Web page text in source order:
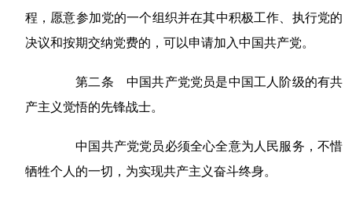
程，愿意参加党的一个组织并在其中积极工作、执行党的
决议和按期交纳党费的，可以申请加入中国共产党。
第二条 中国共产党党员是中国工人阶级的有共
产主义觉悟的先锋战士。
中国共产党党员必须全心全意为人民服务，不惜
牺牲个人的一切，为实现共产主义奋斗终身。